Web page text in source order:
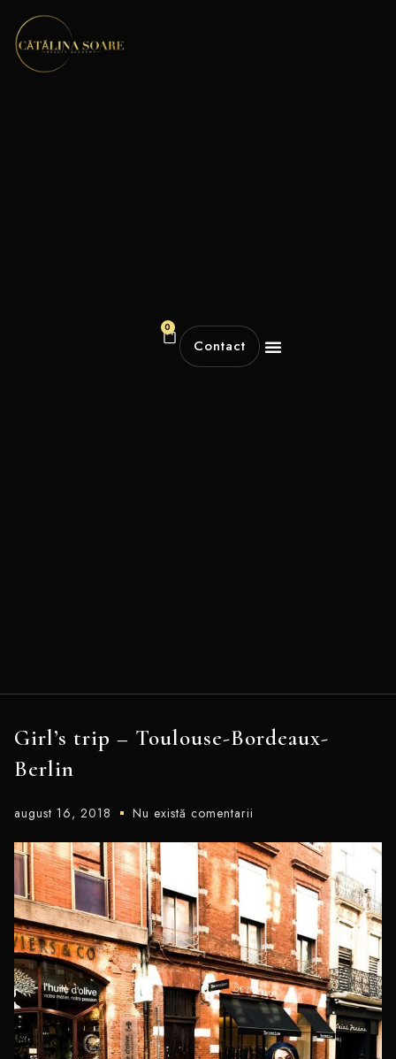
0
Contact
Girl’s trip – Toulouse-Bordeaux-
Berlin
august 16, 2018 Nu există comentarii